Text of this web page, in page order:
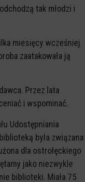
tak młodzi i
miesięcy wcześniej
zaatakowała ją
Przez lata
i wspominać.
Udostępniania
była związana
dla ostrołęckiego
jako niezwykle
biblioteki. Miała 75